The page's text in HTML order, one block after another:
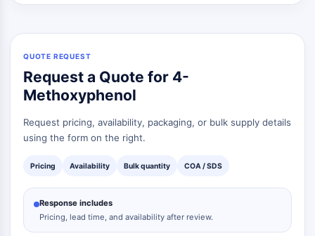
MCHR1 (GPR24)
Récepteur de la neurotensine
GlyT
Récepteur de la mélatonine
Alpha-synucléine
Notch
Protéine Tau
CaMK
Bêta-sécrétase
γ-sécrétase
QUOTE REQUEST
Request a Quote for 4-
Methoxyphenol
Request pricing, availability, packaging, or bulk supply details
using the form on the right.
Pricing Availability Bulk quantity COA / SDS
Response includes
Pricing, lead time, and availability after review.